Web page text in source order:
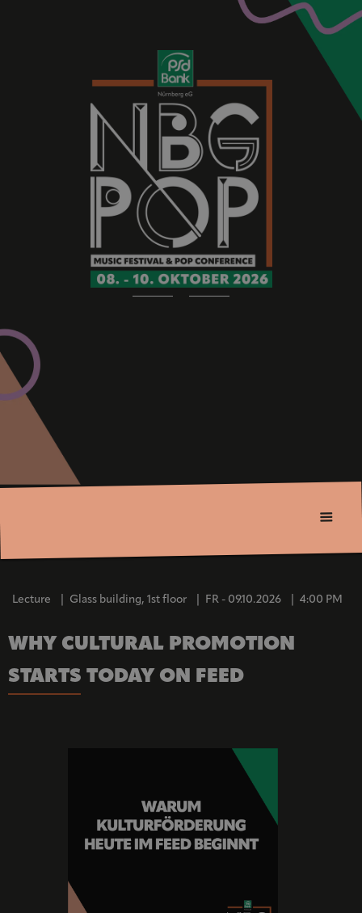
Lecture Glass building, 1st floor FR - 09.10.2026 4:00 PM
WHY CULTURAL PROMOTION
STARTS TODAY ON FEED